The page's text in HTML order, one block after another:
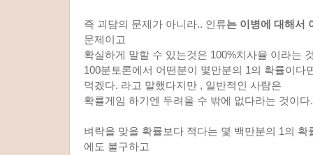
즉 괴담의 문제가 아니라.. 인류는 이병에 대해서
문제이고
확실하게 말할 수 있는것은 100%치사율 이라는
100분토론에서 어떤분이 몇만분의 1의 확률이다
먹겠다. 라고 말했다지만 , 일반적인 사람은
확률게임 하기엔 두려울 수 밖에 없다라는 것이다.
벼락을 맞을 확률보다 적다는 몇 백만분의 1의 확
에도 불구하고